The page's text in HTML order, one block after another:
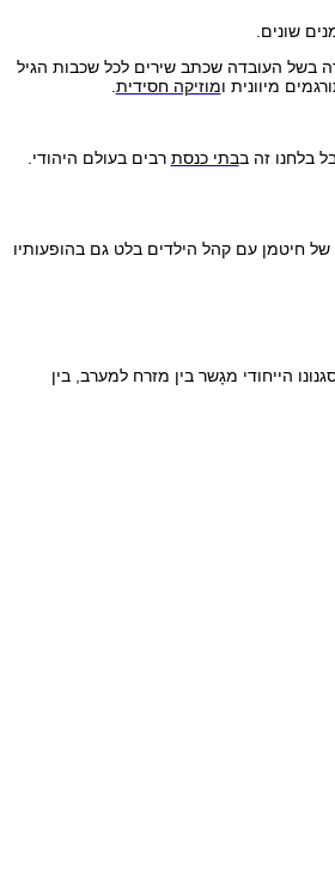
שונים.
בשל העובדה שכתב שירים לכל שכבות הגיל
מיוונית ומוזיקה חסידית
בלחנו זה בבתי כנסת רבים בעולם היהודי.
של חיטמן עם קהל הילדים בלט גם בהופעותיו
הלחין למעלה מ־600 שירים, וסגנונו הייחודי מגָשר בין מזרח למערב, בין